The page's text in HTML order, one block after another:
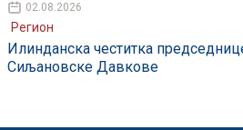
02.08.2026
Регион
Илинданска честитка
Сиљановске Давкове